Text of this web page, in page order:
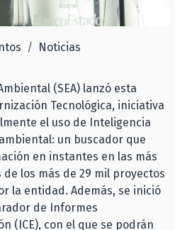
Noticias
(SEA) lanzó esta
Tecnológica, iniciativa
el uso de Inteligencia
un buscador que
en instantes en las más
los más de 29 mil proyectos
la entidad. Además, se inició
de Informes
(ICE), con el que se podrán